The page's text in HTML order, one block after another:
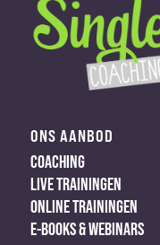
ONS AANBOD
COACHING
LIVE TRAININGEN
ONLINE TRAININGEN
E-BOOKS & WEBINARS